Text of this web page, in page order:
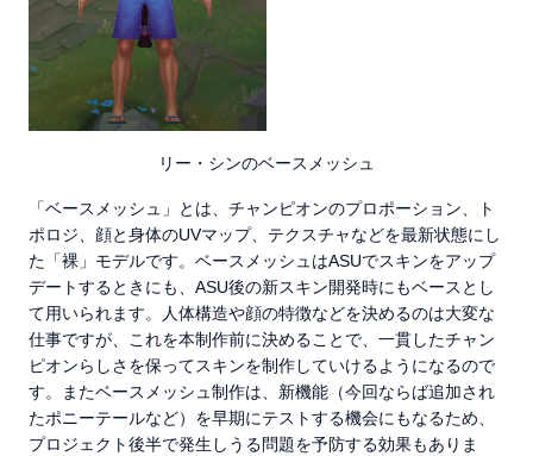
リー・シンのベースメッシュ
「ベースメッシュ」とは、チャンピオンのプロポーション、ト
ポロジ、顔と身体のUVマップ、テクスチャなどを最新状態にし
た「裸」モデルです。ベースメッシュはASUでスキンをアップ
デートするときにも、ASU後の新スキン開発時にもベースとし
て用いられます。人体構造や顔の特徴などを決めるのは大変な
仕事ですが、これを本制作前に決めることで、一貫したチャン
ピオンらしさを保ってスキンを制作していけるようになるので
す。またベースメッシュ制作は、新機能（今回ならば追加され
たポニーテールなど）を早期にテストする機会にもなるため、
プロジェクト後半で発生しうる問題を予防する効果もありま